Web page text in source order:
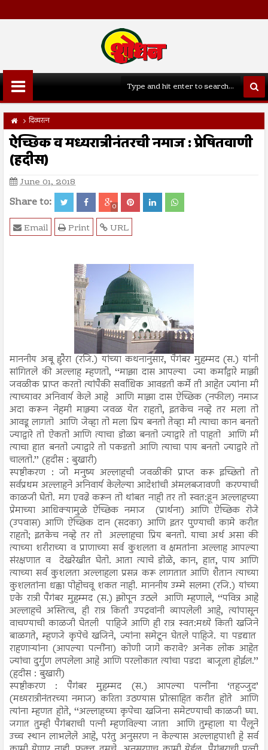
दिव्यरत्न
ऐच्छिक व मध्यरात्रीनंतरची नमाज : प्रेषितवाणी
(हदीस)
June 01, 2018
Share to: 0
URL
Print
Email
माननीय अबू हुरैरा (रजि.) यांच्या कथनानुसार, पैगंबर मुहम्मद (स.) यांनी
सांगितले की अल्लाह म्हणतो, ‘‘माझा दास आपल्या ज्या कर्मांद्वारे माझी
जवळीक प्राप्त करतो त्यांपैकी सर्वाधिक आवडती कर्मे ती आहेत ज्यांना मी
त्याच्यावर अनिवार्य केले आहे आणि माझा दास ऐच्छिक (नफील) नमाज
अदा करून नेहमी माझ्या जवळ येत राहतो, इतकेच नव्हे तर मला तो
आवडू लागतो आणि जेव्हा तो मला प्रिय बनतो तेव्हा मी त्याचा कान बनतो
ज्याद्वारे तो ऐकतो आणि त्याचा डोळा बनतो ज्याद्वारे तो पाहतो आणि मी
त्याचा हात बनतो ज्याद्वारे तो पकडतो आणि त्याचा पाय बनतो ज्याद्वारे तो
चालतो.’’ (हदीस : बुखारी)
स्पष्टीकरण : जो मनुष्य अल्लाहची जवळीकी प्राप्त करू इच्छितो तो
सर्वप्रथम अल्लाहने अनिवार्य केलेल्या आदेशांची अंमलबजावणी करण्याची
काळजी घेतो. मग एवढे करून तो थांबत नाही तर तो स्वत:हून अल्लाहच्या
प्रेमाच्या आधिक्यामुळे ऐच्छिक नमाज (प्रार्थना) आणि ऐच्छिक रोजे
(उपवास) आणि ऐच्छिक दान (सदका) आणि इतर पुण्याची कामे करीत
राहतो; इतकेच नव्हे तर तो अल्लाहचा प्रिय बनतो. याचा अर्थ असा की
त्याच्या शरीराच्या व प्राणाच्या सर्व कुशलता व क्षमतांना अल्लाह आपल्या
संरक्षणात व देखरेखीत घेतो. आता त्याचे डोळे, कान, हात, पाय आणि
त्याच्या सर्व कुशलता अल्लाहला प्रसन्न करू लागतात आणि शैतान त्याच्या
कुशलतांना धक्का पोहोचवू शकत नाही. माननीय उम्मे सलमा (रजि.) यांच्या
एके रात्री पैगंबर मुहम्मद (स.) झोपून उठले आणि म्हणाले, ‘‘पवित्र आहे
अल्लाहचे अस्तित्व, ही रात्र किती उपद्रवांनी व्यापलेली आहे, त्यांपासून
वाचण्याची काळजी घेतली पाहिजे आणि ही रात्र स्वत:मध्ये किती खजिने
बाळगते, म्हणजे कृपेचे खजिने, ज्यांना समेटून घेतले पाहिजे. या पडद्यात
राहणाऱ्यांना (आपल्या पत्नींना) कोणी जागे करावे? अनेक लोक आहेत
ज्यांचा दुर्गुण लपलेला आहे आणि परलोकात त्यांचा पडदा बाजूला होईल.’’
(हदीस : बुखारी)
स्पष्टीकरण : पैगंबर मुहम्मद (स.) आपल्या पत्नींना ‘तहज्जुद’
(मध्यरात्रीनंतरच्या नमाज) करिता उठण्यास प्रोत्साहित करीत होते आणि
त्यांना म्हणत होते, ‘‘अल्लाहच्या कृपेचा खजिना समेटण्याची काळजी घ्या.
जगात तुम्ही पैगंबराची पत्नी म्हणविल्या जाता आणि तुम्हाला या पैलूने
उच्च स्थान लाभलेले आहे, परंतु अनुसरण न केल्यास अल्लाहपाशी हे सर्व